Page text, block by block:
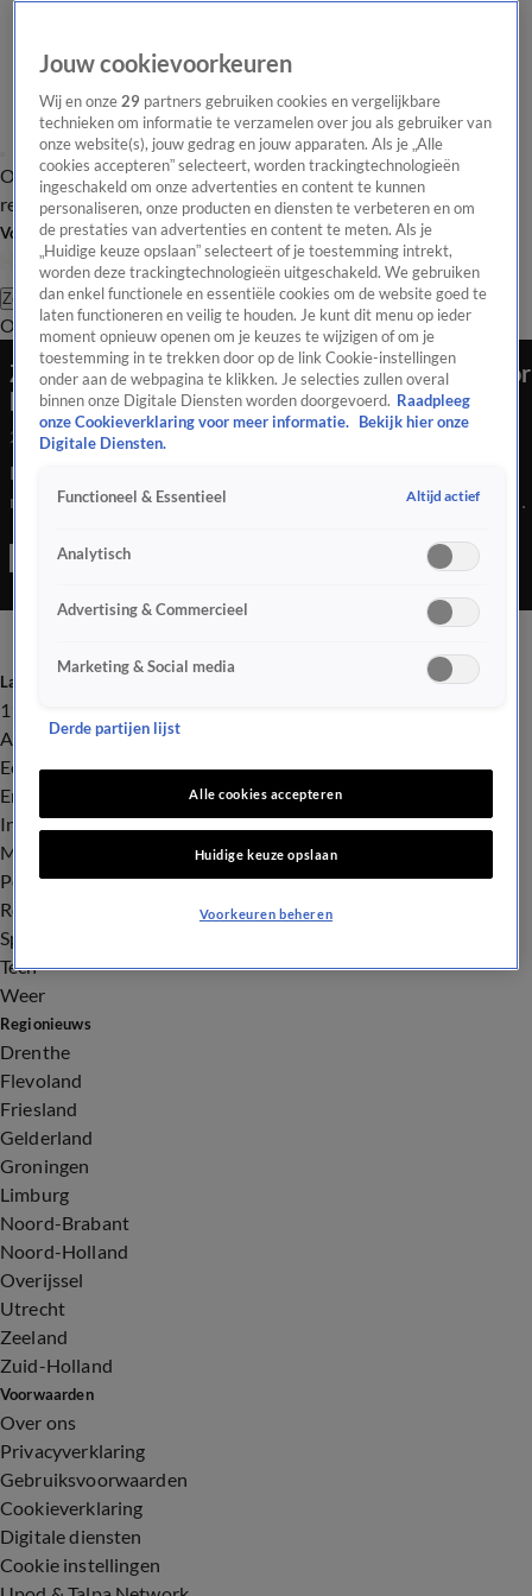
Overzicht Laatste nieuws Regionieuws Het beste van Hart
Tip de
redactie
Volg Hart van Nederland
Zoeken
OverzichtRegioUitzendingenWeerTip de redactiePanelVideo's
Zo loods je je doodsbange huisdier het beste door
het vuurwerk en de jaarwisseling heen - HV
24 juli 2020, 23:49
De rest van de avond is het knallen geblazen. Nu vinden veel
mensen vuurwerk al eng, maar stel je eens voor hoe dat is als
keer beter zijn dan dat van mensen.
Laatste nieuws
112
Advies & Tips
Economie
Entertainment
Infrastructuur
Milieu en Gezondheid
Politiek
Royalty
Sport
Tech
Weer
Regionieuws
Drenthe
Flevoland
Friesland
Gelderland
Groningen
Limburg
Noord-Brabant
Noord-Holland
Overijssel
Utrecht
Zeeland
Zuid-Holland
Voorwaarden
Over ons
Privacyverklaring
Gebruiksvoorwaarden
Cookieverklaring
Digitale diensten
Cookie instellingen
Jouw cookievoorkeuren
Wij en onze29 partners gebruiken cookies en vergelijkbare
technieken om informatie te verzamelen over jou als gebruiker van
onze website(s), jouw gedrag en jouw apparaten. Als je „Alle
cookies accepteren” selecteert, worden trackingtechnologieën
ingeschakeld om onze advertenties en content te kunnen
personaliseren, onze producten en diensten te verbeteren en om
de prestaties van advertenties en content te meten. Als je
„Huidige keuze opslaan” selecteert of je toestemming intrekt,
worden deze trackingtechnologieën uitgeschakeld. We gebruiken
dan enkel functionele en essentiële cookies om de website goed te
laten functioneren en veilig te houden. Je kunt dit menu op ieder
moment opnieuw openen om je keuzes te wijzigen of om je
toestemming in te trekken door op de link Cookie-instellingen
onder aan de webpagina te klikken. Je selecties zullen overal
binnen onze Digitale Diensten worden doorgevoerd. Raadpleeg
onze Cookieverklaring voor meer informatie.
Bekijk hier onze
Digitale Diensten.
Functioneel & Essentieel Altijd actief
Analytisch
Advertising & Commercieel
Marketing & Social media
Derde partijen lijst
Alle cookies accepteren
Huidige keuze opslaan
Voorkeuren beheren